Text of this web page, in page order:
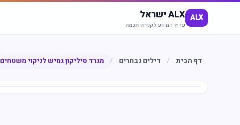
ALX ALX ישראל
ערוץ המידע לקנייה חכמה
דף הבית / דילים נבחרים / מגרד סיליקון גמיש לניקוי משטחים